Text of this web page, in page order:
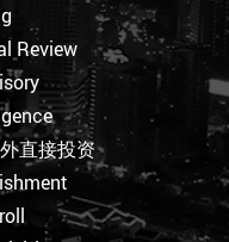
Review
直接投资